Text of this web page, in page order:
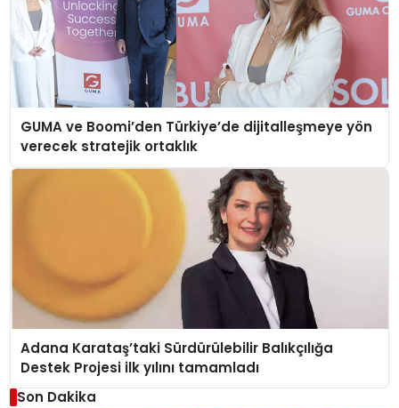
GUMA ve Boomi’den Türkiye’de dijitalleşmeye yön
verecek stratejik ortaklık
Adana Karataş’taki Sürdürülebilir Balıkçılığa
Destek Projesi ilk yılını tamamladı
Son Dakika